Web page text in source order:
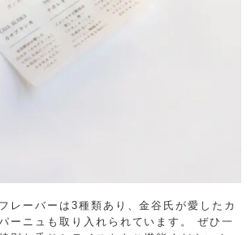
レーバーは3種類あり、金谷氏が愛したカ
ーニュも取り入れられています。
ぜひ一